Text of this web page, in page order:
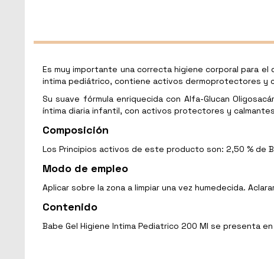
Es muy importante una correcta higiene corporal para
intima pediátrico, contiene activos dermoprotectores y
Su suave fórmula enriquecida con Alfa-Glucan
íntima diaria infantil, con activos protectores y
Composición
Los Principios activos de este producto son: 2,50 % de
Modo de empleo
Aplicar sobre la zona a limpiar una vez humedecida.
Contenido
Babe Gel Higiene Intima Pediatrico 200 Ml se presenta